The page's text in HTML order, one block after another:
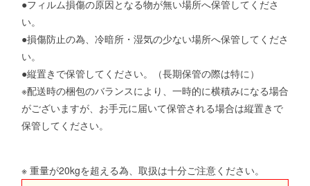
●フィルム損傷の原因となる物が無い場所へ保管してくださ
い。
●損傷防止の為、冷暗所・湿気の少ない場所へ保管してくださ
い。
●縦置きで保管してください。（長期保管の際は特に）
※配送時の梱包のバランスにより、一時的に横積みになる場合
がございますが、お手元に届いて保管される場合は縦置きで
保管してください。
※ 重量が20kgを超える為、取扱は十分ご注意ください。